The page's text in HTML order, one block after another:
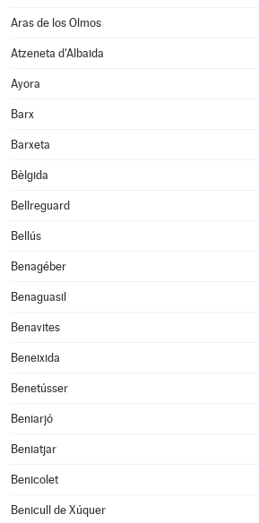
Aras de los Olmos
Atzeneta d'Albaida
Ayora
Barx
Barxeta
Bèlgida
Bellreguard
Bellús
Benagéber
Benaguasil
Benavites
Beneixida
Benetússer
Beniarjó
Beniatjar
Benicolet
Benicull de Xúquer